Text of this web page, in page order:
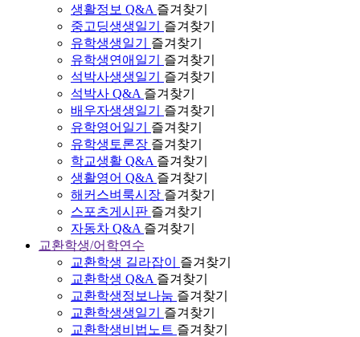
생활정보 Q&A 즐겨찾기
중고딩생생일기
즐겨찾기
유학생생일기
즐겨찾기
유학생연애일기
즐겨찾기
석박사생생일기
즐겨찾기
석박사 Q&A 즐겨찾기
배우자생생일기
즐겨찾기
유학영어일기
즐겨찾기
유학생토론장 즐겨찾기
학교생활 Q&A 즐겨찾기
생활영어 Q&A 즐겨찾기
해커스벼룩시장 즐겨찾기
스포츠게시판 즐겨찾기
자동차 Q&A 즐겨찾기
교환학생/어학연수
교환학생 길라잡이
즐겨찾기
교환학생 Q&A 즐겨찾기
교환학생정보나눔 즐겨찾기
교환학생생일기
즐겨찾기
교환학생비법노트 즐겨찾기